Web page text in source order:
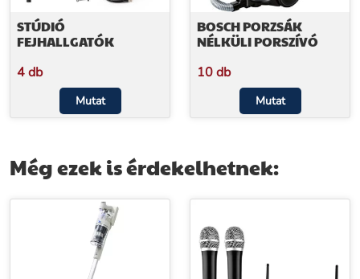
STÚDIÓ
FEJHALLGATÓK
4 db
Mutat
BOSCH PORZSÁK
NÉLKÜLI PORSZÍVÓ
10 db
Mutat
Még ezek is érdekelhetnek: